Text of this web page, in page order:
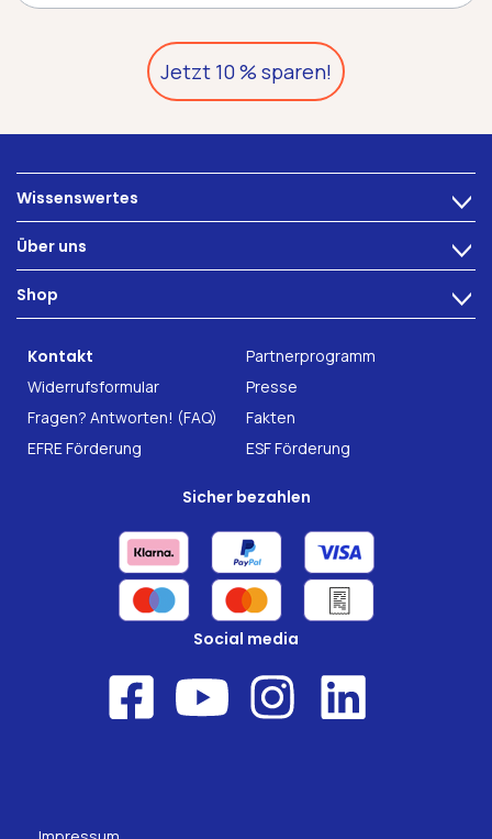
Jetzt 10 % sparen!
Wissenswertes >
Ernährung
Darmgesundheit
Über uns >
Technologie
Karriere
Forschung
Shop >
INTEST.pro
Nahrungsergänzung
Kontakt
Partnerprogramm
Widerrufsformular
Presse
Fragen? Antworten! (FAQ)
Fakten
EFRE Förderung
ESF Förderung
Sicher bezahlen
Social media